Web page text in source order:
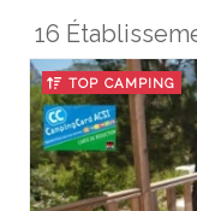
16
TOP CAMPING